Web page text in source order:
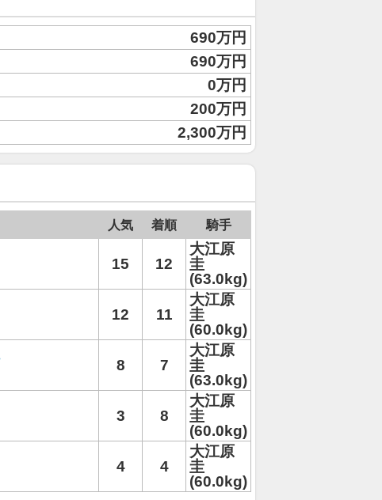
690万円
690万円
0万円
200万円
2,300万円
人気 着順 騎手
15 12
大江原
圭
(63.0kg)
12 11
大江原
圭
(60.0kg)
8 7
大江原
圭
(63.0kg)
3 8
大江原
圭
(60.0kg)
4 4
大江原
圭
(60.0kg)